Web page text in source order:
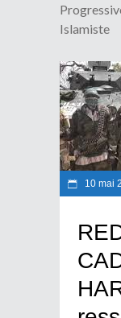
Islamiste
10 mai